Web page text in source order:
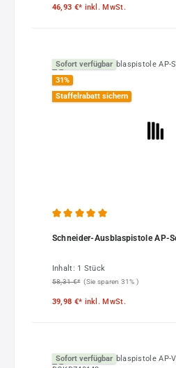
46,93 €* inkl. MwSt.
Sofort verfügbar
31%
Staffelrabatt sichern
Schneider-Ausblaspistole AP-
Inhalt: 1 Stück
58,31 €* (Sie sparen 31% )
39,98 €* inkl. MwSt.
Sofort verfügbar